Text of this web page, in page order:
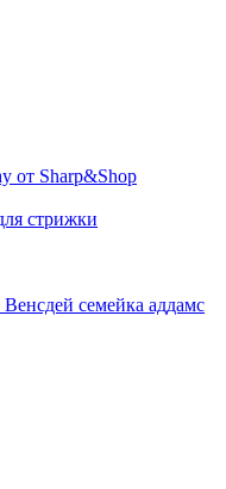
от Sharp&Shop
стрижки
семейка аддамс